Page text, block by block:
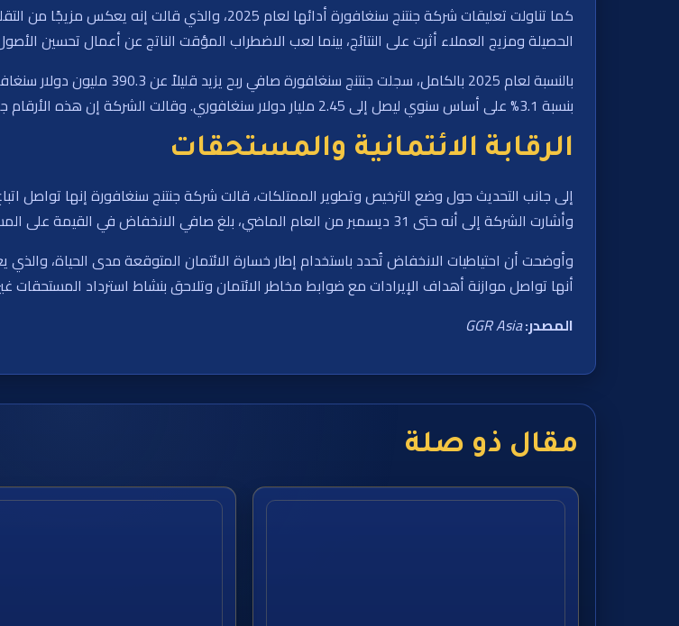
كما تناولت تعليقات شركة جنتنج سنغافورة أدائها لعام
الحصيلة ومزيج العملاء أثرت على النتائج، بينما لعب الاضطراب المؤقت الناتج عن أعمال تحسين
بنسبة 3.1% على أساس سنوي ليصل إلى 2.45 مليار دولار سنغافوري. وقالت الشركة إن هذه الأرقام جاءت خلال فترة من التغيير حيث واصلت جهود إعادة التموضع الأوسع نطاقًا.
الرقابة الائتمانية والمستحقات
إلى جانب التحديث حول وضع الترخيص وتطوير الممتلكات، قالت شركة جنتنج سنغافورة إنها تواصل
وأشارت الشركة إلى أنه حتى 31 ديسمبر من العام الماضي، بلغ صافي الانخفاض في القيمة على المستحقات التجارية 165.1 مليون دولار سنغافوري.
وأوضحت أن احتياطيات الانخفاض تُحدد باستخدام إطار خسارة الائتمان المتوقعة مدى الحياة،
أنها تواصل موازنة أهداف الإيرادات مع ضوابط مخاطر الائتمان وتلاحق بنشاط استرداد
المصدر:GGR Asia
مقال ذو صلة